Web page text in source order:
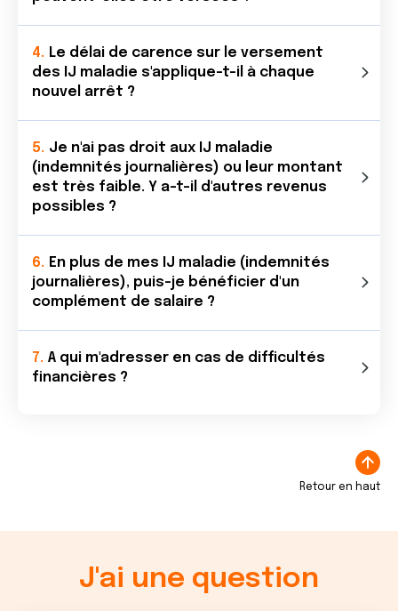
Le délai de carence sur le versement
des IJ maladie s'applique-t-il à chaque
nouvel arrêt ?
Je n'ai pas droit aux IJ maladie
(indemnités journalières) ou leur montant
est très faible. Y a-t-il d'autres revenus
possibles ?
En plus de mes IJ maladie (indemnités
journalières), puis-je bénéficier d'un
complément de salaire ?
A qui m'adresser en cas de difficultés
financières ?
Retour en haut
J'ai une question